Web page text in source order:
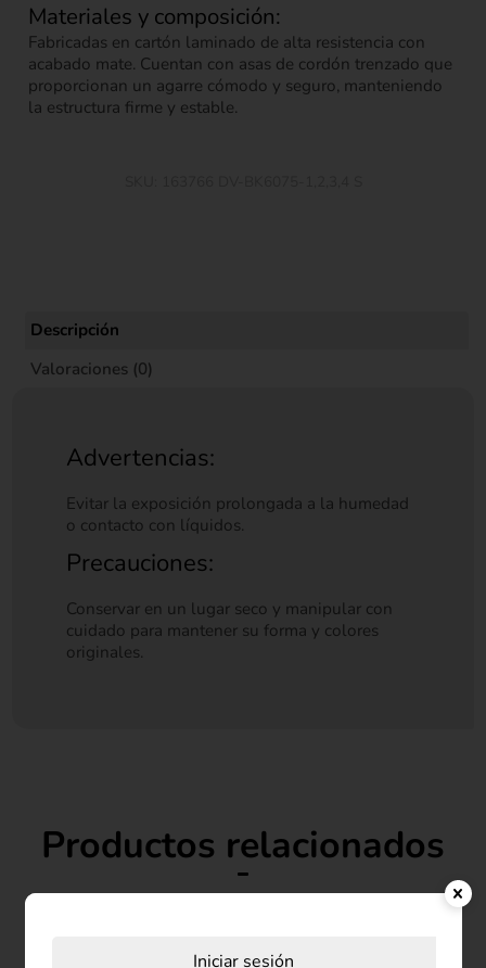
Materiales y composición:
Fabricadas en cartón laminado de alta resistencia con
acabado mate. Cuentan con asas de cordón trenzado que
proporcionan un agarre cómodo y seguro, manteniendo
la estructura firme y estable.
Descripción
Valoraciones (0)
Advertencias:
Evitar la exposición prolongada a la humedad
o contacto con líquidos.
Precauciones:
Conservar en un lugar seco y manipular con
cuidado para mantener su forma y colores
originales.
Productos relacionados
Iniciar sesión